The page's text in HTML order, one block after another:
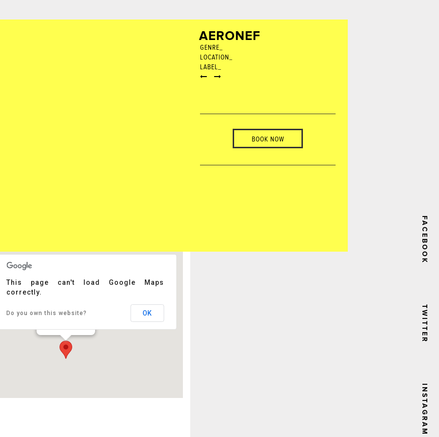
FACEBOOK
TWITTER
INSTAGRAM
AERONEF
GENRE_
LOCATION_
LABEL_
BOOK NOW
r - Lille
This page can't load Google Maps
correctly.
Do you own this website? OK